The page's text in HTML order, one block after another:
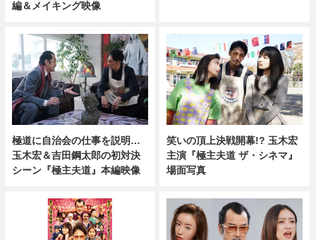
編＆メイキング映像
極道に自治会の仕事を説明…
玉木宏＆吉田鋼太郎の初対決
シーン『極主夫道』本編映像
笑いの頂上決戦開幕!? 玉木宏
主演『極主夫道 ザ・シネマ』
場面写真